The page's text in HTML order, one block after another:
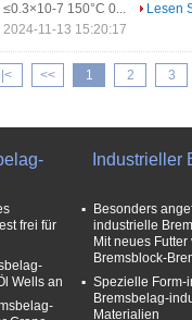
≤0.3×10-7 150°C 0...
Lesen
2024-11-13 15:20:17
|< << 1 2 3
frei für
Wells an
Industrieller
Besonders
industrielle
Mit neues
Bremsblock-
Spezielle Form-
Bremsbelag-
Materialien